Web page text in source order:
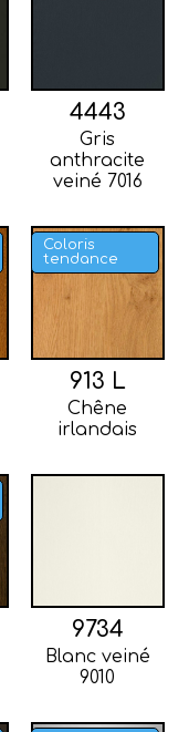
4443
Gris
anthracite
veiné 7016
Coloris
tendance
913 L
Chêne
irlandais
9734
Blanc veiné
9010